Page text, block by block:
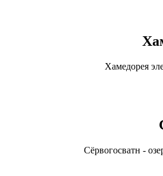
Хамедорея
Сёрвогосватн -